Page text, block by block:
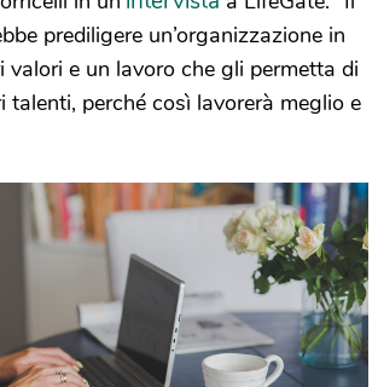
prediligere un’organizzazione in
valori e un lavoro che gli permetta di
talenti, perché così lavorerà meglio e